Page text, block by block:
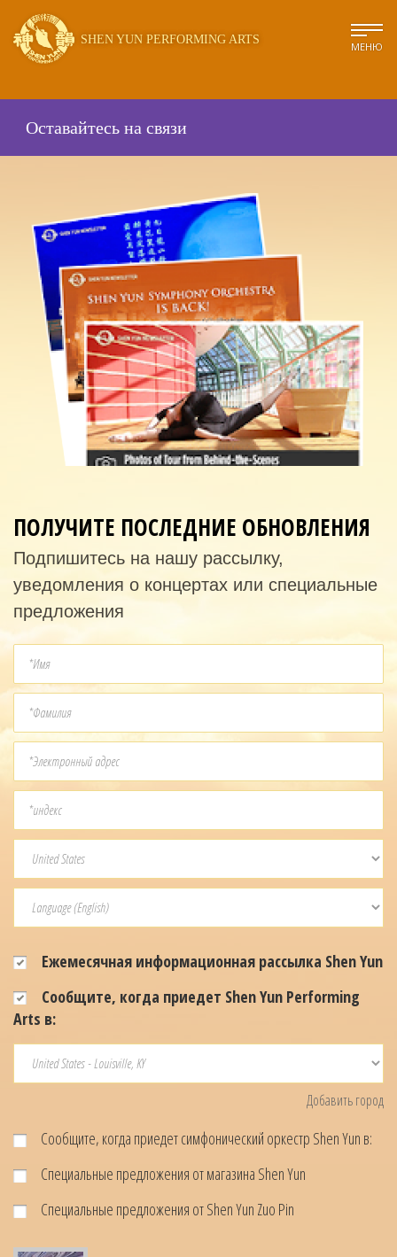
SHEN YUN PERFORMING ARTS
МЕНЮ
Оставайтесь на связи
ПОЛУЧИТЕ ПОСЛЕДНИЕ ОБНОВЛЕНИЯ
Подпишитесь на нашу рассылку,
уведомления о концертах или специальные
предложения
Ежемесячная информационная рассылка Shen Yun
Сообщите, когда приедет Shen Yun Performing
Arts в:
Добавить город
Сообщите, когда приедет симфонический оркестр Shen Yun в:
Специальные предложения от магазина Shen Yun
Специальные предложения от Shen Yun Zuo Pin